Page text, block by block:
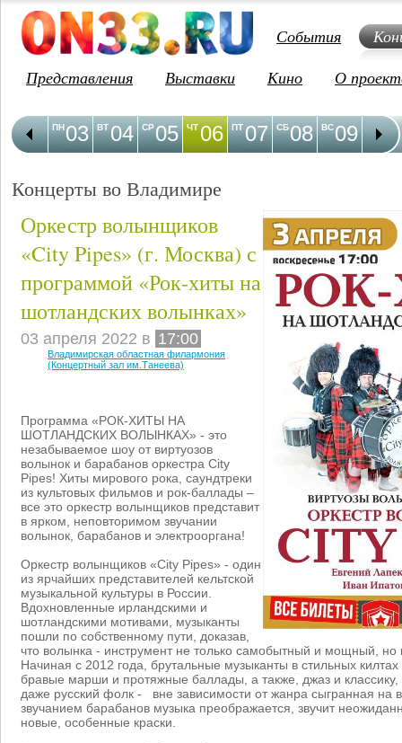
События
Представления
Выставки Кино О
03
ПН 04
ВТ 05
СР 06
ЧТ 07
ПТ 08
СБ 09
ВС 10
ПН
Концерты во Владимире
Оркестр волынщиков
«City Pipes» (г. Москва) с
программой «Рок-хиты на
шотландских волынках»
03 апреля 2022 в 17:00
Владимирская областная филармония
(Концертный зал им.Танеева)
Программа «РОК-ХИТЫ НА
ШОТЛАНДСКИХ ВОЛЫНКАХ» - это
незабываемое шоу от виртуозов
волынок и барабанов оркестра City
Pipes! Хиты мирового рока, саундтреки
из культовых фильмов и рок-баллады –
все это оркестр волынщиков представит
в ярком, неповторимом звучании
волынок, барабанов и электрооргана!
Оркестр волынщиков «City Pipes» - один
из ярчайших представителей кельтской
музыкальной культуры в России.
Вдохновленные ирландскими и
шотландскими мотивами, музыканты
пошли по собственному пути, доказав,
что волынка - инструмент не только самобытный и мощный, но
Начиная с 2012 года, брутальные музыканты в стильных
бравые марши и протяжные баллады, а также, джаз и классику,
даже русский фолк - вне зависимости от жанра сыгранная на
звучанием барабанов музыка преображается, звучит
новые, особенные краски.